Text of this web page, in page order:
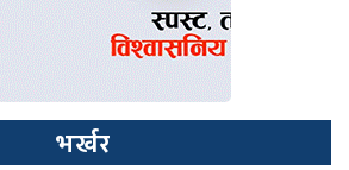
भर्खर